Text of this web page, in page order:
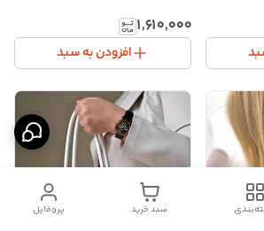
۱٬۶۱۰٬۰۰۰
افزودن به سبد
پروفایل سبد خرید